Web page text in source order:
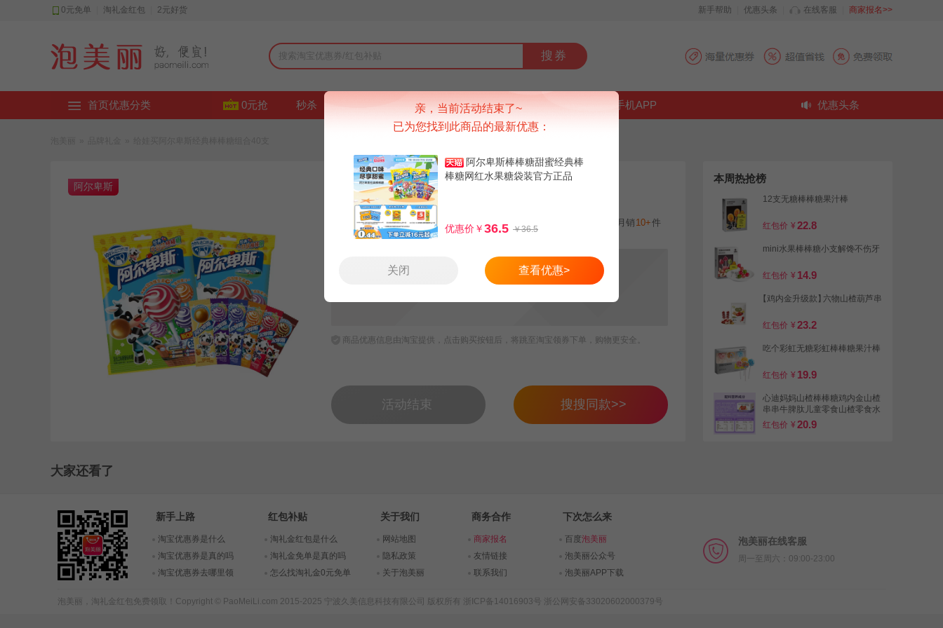
0元免单 淘礼金红包 2元好货 新手帮助 优惠头条 在线客服 商家报名>>
搜券
首页优惠分类 0元抢 秒杀 好货 品牌 上新 排行榜 手机APP 优惠头条
阿尔卑斯 给娃买阿尔卑斯经典棒棒糖组合40支
领券减5元 手机红包1.3元 月销 10+件
14.9 13.6
商品优惠信息由淘宝提供，点击购买按钮后，将跳至淘宝领券下单，购物更安全。
活动结束 搜搜同款>>
本周热抢榜
12支无糖棒棒糖果汁棒
红包价 ¥22.8
mini水果棒棒糖小支解馋不伤牙
红包价 ¥ 14.9
【鸡内金升级款】六物山楂葫芦串
红包价 ¥23.2
吃个彩虹无糖彩虹棒棒糖果汁棒
红包价 ¥ 19.9
心迪妈妈山楂棒棒糖鸡内金山楂
串串牛脾肽儿童零食山楂零食水
果条
红包价 ¥20.9
大家还看了
亲，当前活动结束了~
已为您找到此商品的最新优惠：
阿尔卑斯棒棒糖甜蜜经典棒
棒糖网红水果糖袋装官方正品
优惠价￥36.5 ￥36.5
关闭 查看优惠>
新手上路
淘宝优惠券是什么
淘宝优惠券是真的吗
淘宝优惠券去哪里领
红包补贴
淘礼金红包是什么
淘礼金免单是真的吗
怎么找淘礼金0元免单
关于我们
网站地图
隐私政策
关于泡美丽
商务合作
商家报名
友情链接
联系我们
下次怎么来
百度泡美丽
泡美丽公众号
泡美丽APP下载
泡美丽在线客服
周一至周六：09:00-23:00
泡美丽， 淘礼金红包 免费领取！Copyright © PaoMeiLi.com 2015-2025 宁波久美信息科技有限公司 版权所有 浙ICP备14016903号 浙公网安备33020602000379号